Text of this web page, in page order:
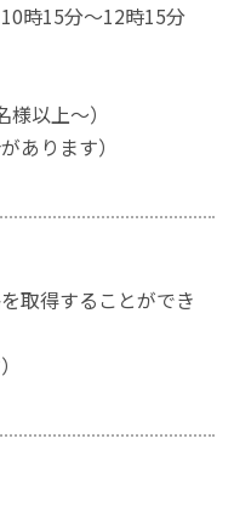
～12時15分
以上～）
ります）
取得することができ